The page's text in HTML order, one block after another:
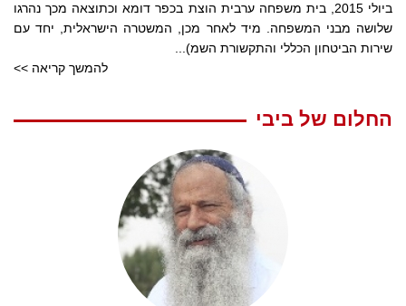
ביולי 2015, בית משפחה ערבית הוצת בכפר דומא וכתוצאה מכך נהרגו
שלושה מבני המשפחה. מיד לאחר מכן, המשטרה הישראלית, יחד עם
שירות הביטחון הכללי והתקשורת השמ)...
להמשך קריאה >>
החלום של ביבי